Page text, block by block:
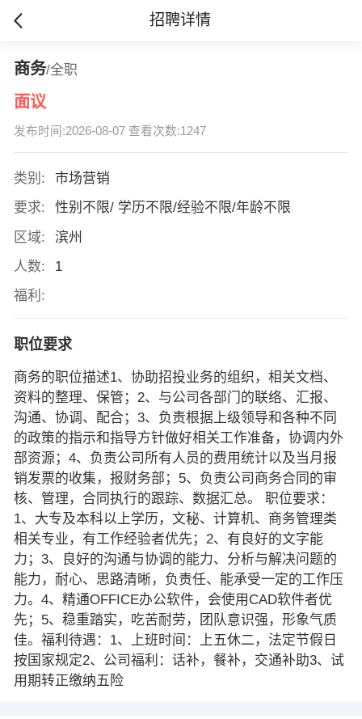
招聘详情
商务/全职
面议
发布时间:2026-08-07 查看次数:1247
类别:
市场营销
要求:
性别不限/ 学历不限/经验不限/年龄不限
区域:
滨州
人数:
1
福利:
职位要求
商务的职位描述1、协助招投业务的组织，相关文档、
资料的整理、保管；2、与公司各部门的联络、汇报、
沟通、协调、配合；3、负责根据上级领导和各种不同
的政策的指示和指导方针做好相关工作准备，协调内外
部资源；4、负责公司所有人员的费用统计以及当月报
销发票的收集，报财务部；5、负责公司商务合同的审
核、管理，合同执行的跟踪、数据汇总。 职位要求：
1、大专及本科以上学历，文秘、计算机、商务管理类
相关专业，有工作经验者优先；2、有良好的文字能
力；3、良好的沟通与协调的能力、分析与解决问题的
能力，耐心、思路清晰，负责任、能承受一定的工作压
力。4、精通OFFICE办公软件，会使用CAD软件者优
先；5、稳重踏实，吃苦耐劳，团队意识强，形象气质
佳。福利待遇：1、上班时间：上五休二，法定节假日
按国家规定2、公司福利：话补，餐补，交通补助3、试
用期转正缴纳五险